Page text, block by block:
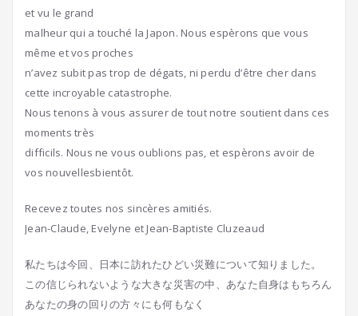
et vu le grand
malheur qui a touché la Japon. Nous espèrons que vous
même et vos proches
n’avez subit pas trop de dégats, ni perdu d’être cher dans
cette incroyable catastrophe.
Nous tenons à vous assurer de tout notre soutient dans ces
moments très
difficils. Nous ne vous oublions pas, et espèrons avoir de
vos nouvellesbientôt.
Recevez toutes nos sincères amitiés.
Jean-Claude, Evelyne et Jean-Baptiste Cluzeaud
私たちは今回、日本に訪れたひどい災難について知りました。
この信じられないような大きな災害の中、あなた自身はもちろん
あなたの身の回りの方々にも何もなく